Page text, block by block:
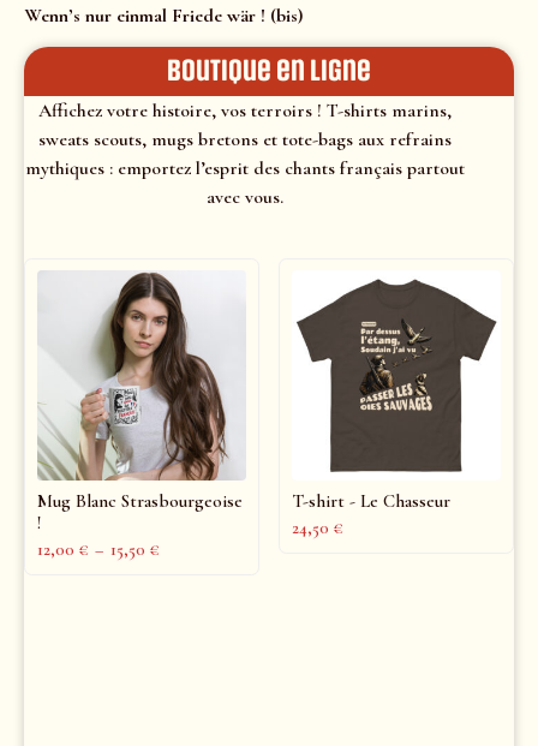
Wenn’s nur einmal Friede wär ! (bis)
Boutique en ligne
Affichez votre histoire, vos terroirs ! T-shirts marins,
sweats scouts, mugs bretons et tote-bags aux refrains
mythiques : emportez l’esprit des chants français partout
avec vous.
Mug Blanc Strasbourgeoise
!
12,00 € – 15,50 €
T-shirt - Le Chasseur
24,50 €